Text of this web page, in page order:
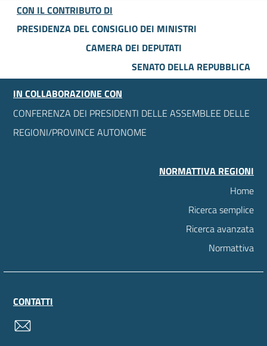
CON IL CONTRIBUTO DI
PRESIDENZA DEL CONSIGLIO DEI MINISTRI
CAMERA DEI DEPUTATI
SENATO DELLA REPUBBLICA
IN COLLABORAZIONE CON
CONFERENZA DEI PRESIDENTI DELLE ASSEMBLEE DELLE
REGIONI/PROVINCE AUTONOME
NORMATTIVA REGIONI
Home
Ricerca semplice
Ricerca avanzata
Normattiva
CONTATTI